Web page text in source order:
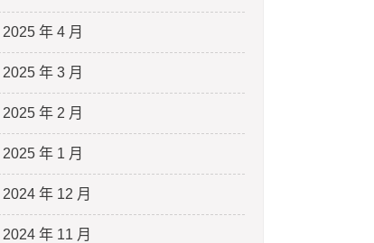
2025 年 4 月
2025 年 3 月
2025 年 2 月
2025 年 1 月
2024 年 12 月
2024 年 11 月